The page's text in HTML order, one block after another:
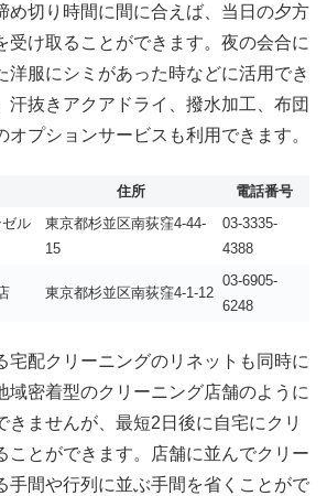
め切り時間に間に合えば、当日の夕方
受け取ることができます。夜の会合に
洋服にシミがあった時などに活用でき
汗抜きアクアドライ、撥水加工、布団
オプションサービスも利用できます。
住所
電話番号
ル
東京都杉並区南荻窪4-44-
15
03-3335-
4388
東京都杉並区南荻窪4-1-12
03-6905-
6248
宅配クリーニングのリネットも同時に
域密着型のクリーニング店舗のように
きませんが、最短2日後に自宅にクリ
ことができます。店舗に並んでクリー
手間や行列に並ぶ手間を省くことがで